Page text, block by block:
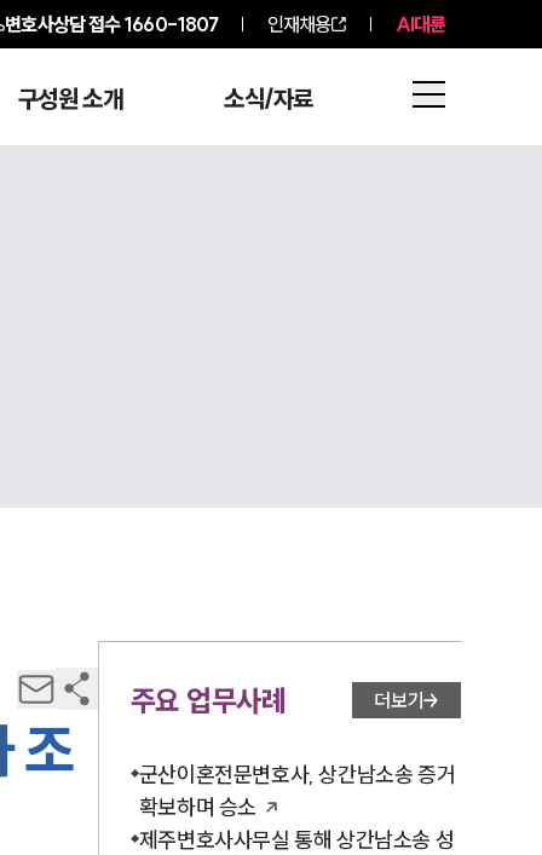
변호사상담 접수1660-1807 인재채용 AI대륜
구성원 소개 소식/자료
조
주요 업무사례 더보기
군산이혼전문변호사, 상간남소송 증거
확보하며 승소
제주변호사사무실 통해 상간남소송 성